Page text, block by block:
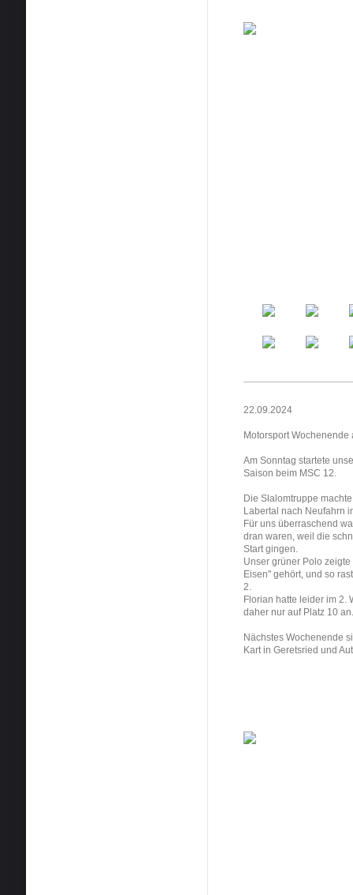
22.09.2024
Motorsport Wochenende
Am Sonntag startete
Saison beim MSC 12.
Die Slalomtruppe
Labertal nach Neufahrn
Für uns überraschend
dran waren, weil die
Start gingen.
Unser grüner Polo
Eisen" gehört, und so
2.
Florian hatte leider im 2.
daher nur auf Platz 10
Nächstes Wochenende
Kart in Geretsried und